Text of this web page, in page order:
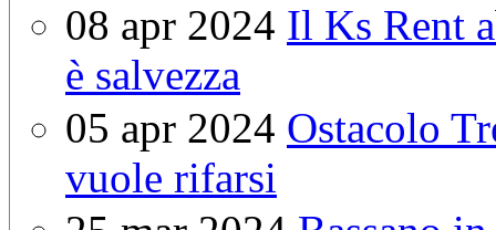
08 apr 2024 Il Ks Rent
è salvezza
05 apr 2024 Ostacolo
vuole rifarsi